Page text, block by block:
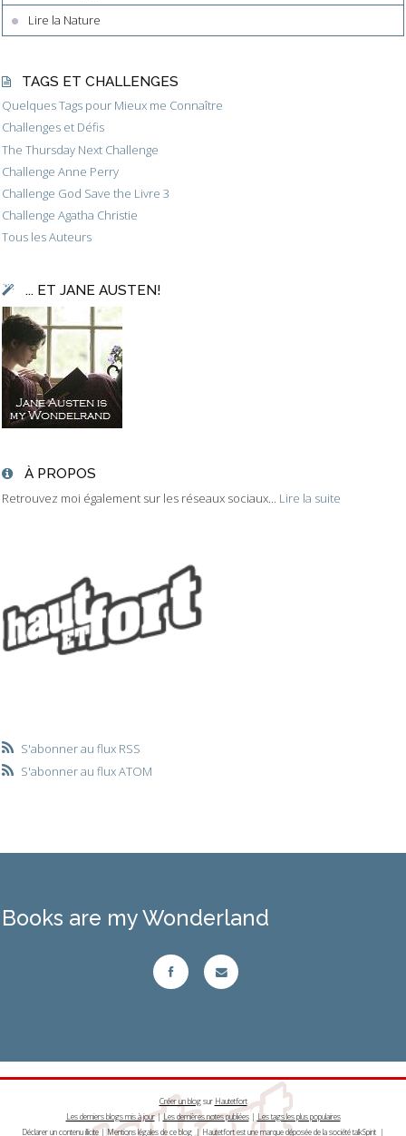
Lire la Nature
TAGS ET CHALLENGES
Quelques Tags pour Mieux me Connaître
Challenges et Défis
The Thursday Next Challenge
Challenge Anne Perry
Challenge God Save the Livre 3
Challenge Agatha Christie
Tous les Auteurs
... ET JANE AUSTEN!
À PROPOS
Retrouvez moi également sur les réseaux sociaux... Lire la suite
S'abonner au flux RSS
S'abonner au flux ATOM
Books are my Wonderland
Créer un blogsur Hautetfort
Les derniers blogs mis à jour|Les dernières notes publiées| Les tags les plus populaires
Déclarer un contenu illicite| Mentions légales de ce blog |Hautetfortest une marque déposée de la société talkSpirit |